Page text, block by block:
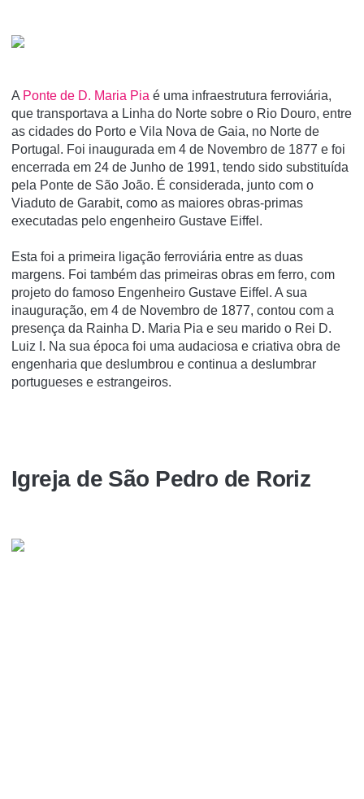
A Ponte de D. Maria Pia é uma infraestrutura ferroviária,
que transportava a Linha do Norte sobre o Rio Douro, entre
as cidades do Porto e Vila Nova de Gaia, no Norte de
Portugal. Foi inaugurada em 4 de Novembro de 1877 e foi
encerrada em 24 de Junho de 1991, tendo sido substituí­da
pela Ponte de São João. É considerada, junto com o
Viaduto de Garabit, como as maiores obras-primas
executadas pelo engenheiro Gustave Eiffel.
Esta foi a primeira ligação ferroviária entre as duas
margens. Foi também das primeiras obras em ferro, com
projeto do famoso Engenheiro Gustave Eiffel. A sua
inauguração, em 4 de Novembro de 1877, contou com a
presença da Rainha D. Maria Pia e seu marido o Rei D.
Luiz I. Na sua época foi uma audaciosa e criativa obra de
engenharia que deslumbrou e continua a deslumbrar
portugueses e estrangeiros.
Igreja de São Pedro de Roriz